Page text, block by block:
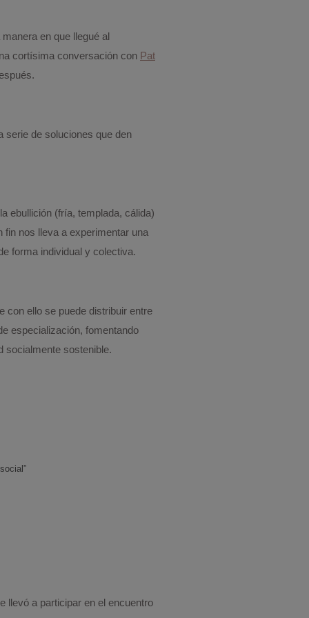
en que llegué al
cortísima conversación con Pat
serie de soluciones que den
ebullición (fría, templada, cálida)
nos lleva a experimentar una
forma individual y colectiva.
con ello se puede distribuir entre
especialización, fomentando
socialmente sostenible.
llevó a participar en el encuentro